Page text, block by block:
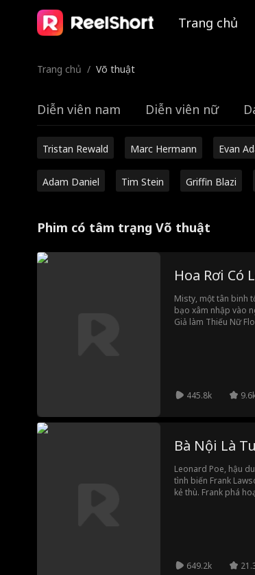
Trang chủ
Trang chủ / Võ thuật
Diễn viên nam Diễn viên nữ
Tristan Rewald Marc Hermann Evan
Adam Daniel Tim Stein Griffin Blazi
Phim có tâm trạng Võ thuật
Hoa Rơi Có
Misty, một tân binh
bạo xâm nhập vào
Giả làm Thiếu Nữ
445.8k
Bà Nội Là
Leonard Poe, hậu
tình biến Frank
kẻ thù. Frank phá
649.2k